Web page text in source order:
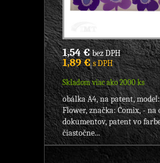
1,54 €bez DPH
1,89 €s DPH
Skladom viac ako 2000 ks
obálka A4, na patent,
Flower, značka: Comix, - na
dokumentov, patent vo
čiastočne...